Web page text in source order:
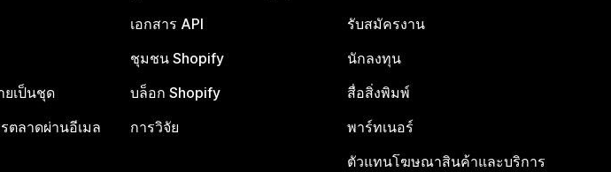
ยเป็นชุด
ตลาดผ่านอีเมล
เอกสาร API
ชุมชน Shopify
บล็อก Shopify
การวิจัย
รับสมัครงาน
นักลงทุน
สื่อสิ่งพิมพ์
พาร์ทเนอร์
ตัวแทนโฆษณาสินค้าและบริการ